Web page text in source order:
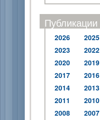
Публикации
2026 2025
2023
2022
2020
2019
2017
2016
2014
2013
2011
2010
2008
2007